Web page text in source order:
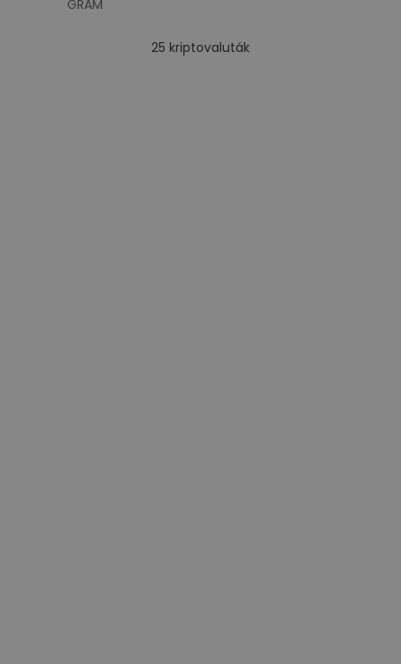
GRAM
25 kriptovaluták